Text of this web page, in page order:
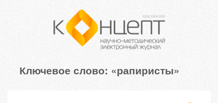
Ключевое слово: «рапиристы»